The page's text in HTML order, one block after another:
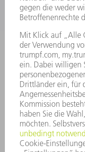
STELLENANGEBOTE
UNTERNEHMENSPROFIL
GESCHÄFTSBERICHT
COMPLIANCE
HINWEISGEBERSYSTEM
SECURITY
PRESSEMITTEILUNGEN
MAGAZINE
LIEFERANTEN
NACHHALTIGKEIT
UMWELT & KLIMA
SOZIALES &